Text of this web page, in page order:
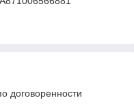
договоренности